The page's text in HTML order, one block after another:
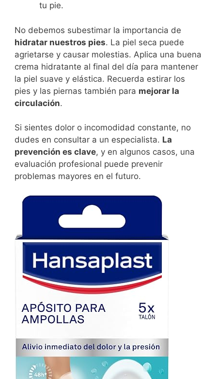
tu pie.
No debemos subestimar la importancia de
hidratar nuestros pies. La piel seca puede
agrietarse y causar molestias. Aplica una buena
crema hidratante al final del día para mantener
la piel suave y elástica. Recuerda estirar los
pies y las piernas también para mejorar la
circulación.
Si sientes dolor o incomodidad constante, no
dudes en consultar a un especialista. La
prevención es clave, y en algunos casos, una
evaluación profesional puede prevenir
problemas mayores en el futuro.